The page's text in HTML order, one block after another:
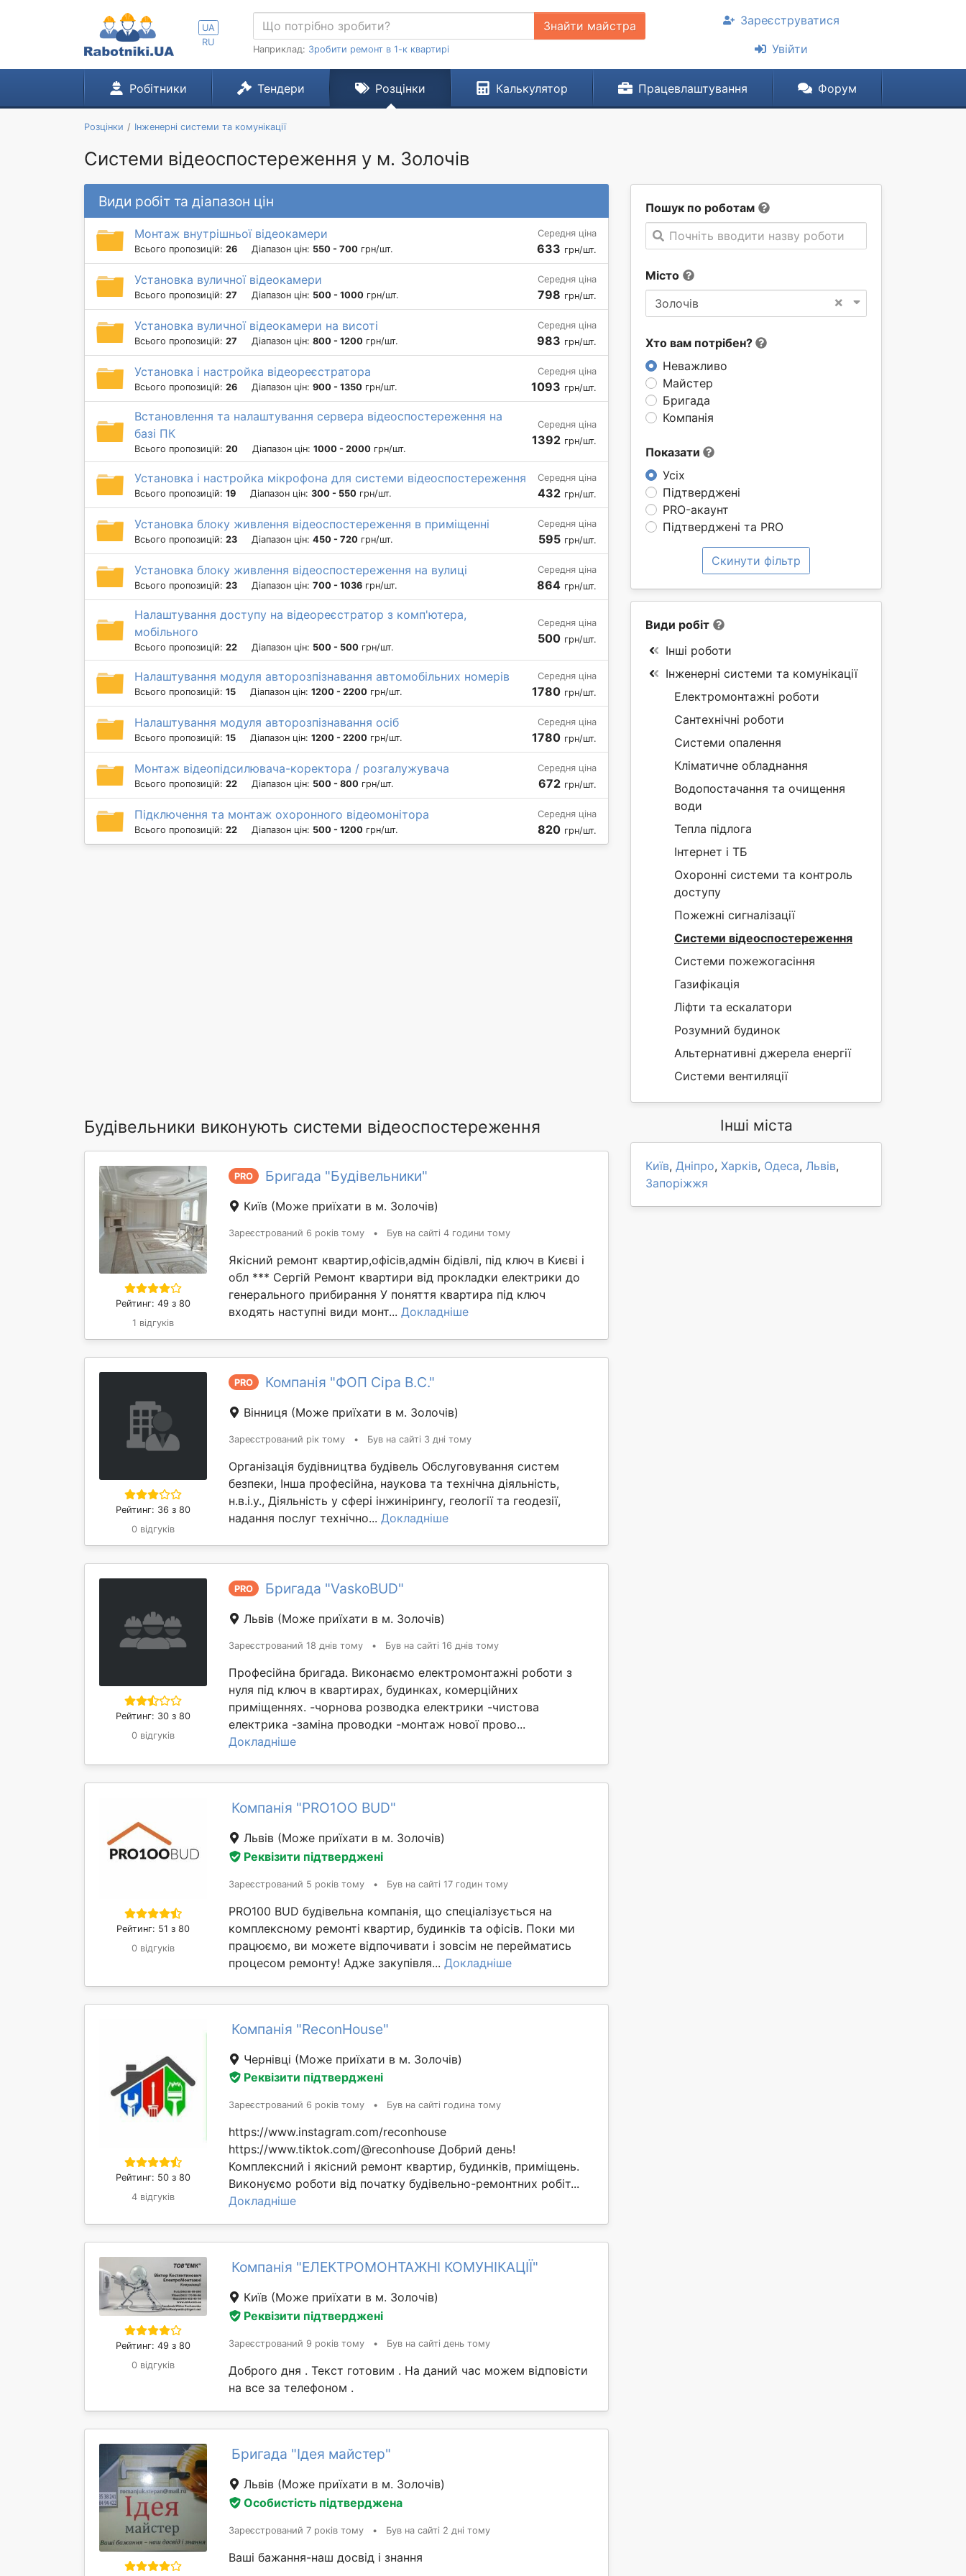
UA
RU
Знайти майстра
Наприклад: Зробити ремонт в 1-к квартирі
Зареєструватися
Увійти
Робітники Тендери Розцінки Калькулятор Працевлаштування Форум
Розцінки Інженерні системи та комунікації
Системи відеоспостереження у м. Золочів
Пошук по роботам
Почніть вводити назву роботи
Місто
×
Золочів
Хто вам потрібен?
Неважливо
Майстер
Бригада
Компанія
Показати
Усіх
Підтверджені
PRO-акаунт
Підтверджені та PRO
Скинути фільтр
Види робіт та діапазон цін
Монтаж внутрішньої відеокамери
Всього пропозицій: 26 Діапазон цін: 550 - 700 грн/шт.
Середня ціна
633 грн/шт.
Установка вуличної відеокамери
Всього пропозицій: 27 Діапазон цін: 500 - 1000 грн/шт.
Середня ціна
798 грн/шт.
Установка вуличної відеокамери на висоті
Всього пропозицій: 27 Діапазон цін: 800 - 1200 грн/шт.
Середня ціна
983 грн/шт.
Установка і настройка відеореєстратора
Всього пропозицій: 26 Діапазон цін: 900 - 1350 грн/шт.
Середня ціна
1093 грн/шт.
Встановлення та налаштування сервера відеоспостереження на
базі ПК
Всього пропозицій: 20 Діапазон цін: 1000 - 2000 грн/шт.
Середня ціна
1392 грн/шт.
Установка і настройка мікрофона для системи відеоспостереження
Всього пропозицій: 19 Діапазон цін: 300 - 550 грн/шт.
Середня ціна
432 грн/шт.
Установка блоку живлення відеоспостереження в приміщенні
Всього пропозицій: 23 Діапазон цін: 450 - 720 грн/шт.
Середня ціна
595 грн/шт.
Установка блоку живлення відеоспостереження на вулиці
Всього пропозицій: 23 Діапазон цін: 700 - 1036 грн/шт.
Середня ціна
864 грн/шт.
Налаштування доступу на відеореєстратор з комп'ютера,
мобільного
Всього пропозицій: 22 Діапазон цін: 500 - 500 грн/шт.
Середня ціна
500 грн/шт.
Налаштування модуля авторозпізнавання автомобільних номерів
Всього пропозицій: 15 Діапазон цін: 1200 - 2200 грн/шт.
Середня ціна
1780 грн/шт.
Налаштування модуля авторозпізнавання осіб
Всього пропозицій: 15 Діапазон цін: 1200 - 2200 грн/шт.
Середня ціна
1780 грн/шт.
Монтаж відеопідсилювача-коректора / розгалужувача
Всього пропозицій: 22 Діапазон цін: 500 - 800 грн/шт.
Середня ціна
672 грн/шт.
Підключення та монтаж охоронного відеомонітора
Всього пропозицій: 22 Діапазон цін: 500 - 1200 грн/шт.
Середня ціна
820 грн/шт.
Будівельники виконують системи відеоспостереження
Рейтинг: 49 з 80
1 відгуків
PRO Бригада "Будівельники"
Київ (Може приїхати в м. Золочів)
Зареєстрований 6 років тому • Був на сайті 4 години тому
Якісний ремонт квартир,офісів,адмін бідівлі, під ключ в Києві і
обл *** Сергій Ремонт квартири від прокладки електрики до
генерального прибирання У поняття квартира під ключ
входять наступні види монт... Докладніше
Рейтинг: 36 з 80
0 відгуків
PRO Компанія "ФОП Сіра В.С."
Вінниця (Може приїхати в м. Золочів)
Зареєстрований рік тому • Був на сайті 3 дні тому
Організація будівництва будівель Обслуговування систем
безпеки, Інша професійна, наукова та технічна діяльність,
н.в.і.у., Діяльність у сфері інжинірингу, геології та геодезії,
надання послуг технічно... Докладніше
Рейтинг: 30 з 80
0 відгуків
PRO Бригада "VaskoBUD"
Львів (Може приїхати в м. Золочів)
Зареєстрований 18 днів тому • Був на сайті 16 днів тому
Професійна бригада. Виконаємо електромонтажні роботи з
нуля під ключ в квартирах, будинках, комерційних
приміщеннях. -чорнова розводка електрики -чистова
електрика -заміна проводки -монтаж нової прово...
Докладніше
Рейтинг: 51 з 80
0 відгуків
Компанія "PRO1OO BUD"
Львів (Може приїхати в м. Золочів)
Реквізити підтверджені
Зареєстрований 5 років тому • Був на сайті 17 годин тому
PRO100 BUD будівельна компанія, що спеціалізується на
комплексному ремонті квартир, будинків та офісів. Поки ми
працюємо, ви можете відпочивати і зовсім не перейматись
процесом ремонту! Адже закупівля... Докладніше
Рейтинг: 50 з 80
4 відгуків
Компанія "ReconHouse"
Чернівці (Може приїхати в м. Золочів)
Реквізити підтверджені
Зареєстрований 6 років тому • Був на сайті година тому
https://www.instagram.com/reconhouse
https://www.tiktok.com/@reconhouse Добрий день!
Комплексний і якісний ремонт квартир, будинків, приміщень.
Виконуємо роботи від початку будівельно-ремонтних робіт...
Докладніше
Рейтинг: 49 з 80
0 відгуків
Компанія "ЕЛЕКТРОМОНТАЖНІ КОМУНІКАЦІЇ"
Київ (Може приїхати в м. Золочів)
Реквізити підтверджені
Зареєстрований 9 років тому • Був на сайті день тому
Доброго дня . Текст готовим . На даний час можем відповісти
на все за телефоном .
Бригада "Ідея майстер"
Львів (Може приїхати в м. Золочів)
Особистість підтверджена
Зареєстрований 7 років тому • Був на сайті 2 дні тому
Ваші бажання-наш досвід і знання
Види робіт
Інші роботи
Інженерні системи та комунікації
Електромонтажні роботи
Сантехнічні роботи
Системи опалення
Кліматичне обладнання
Водопостачання та очищення
води
Тепла підлога
Інтернет і ТБ
Охоронні системи та контроль
доступу
Пожежні сигналізації
Системи відеоспостереження
Системи пожежогасіння
Газифікація
Ліфти та ескалатори
Розумний будинок
Альтернативні джерела енергії
Системи вентиляції
Інші міста
Київ, Дніпро, Харків, Одеса, Львів,
Запоріжжя